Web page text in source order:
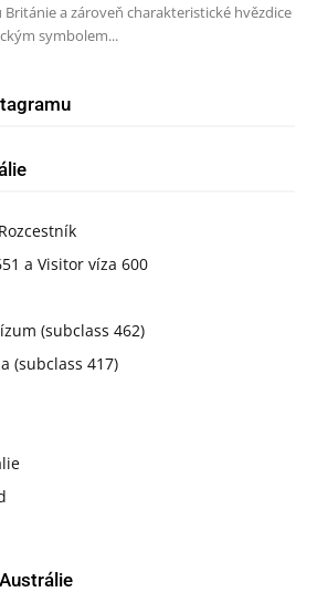
Británie a zároveň charakteristické hvězdice
symbolem...
a Visitor víza 600
(subclass 462)
(subclass 417)